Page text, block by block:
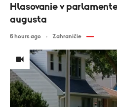
Hlasovanie v
augusta
6 hours ago Zahraničie